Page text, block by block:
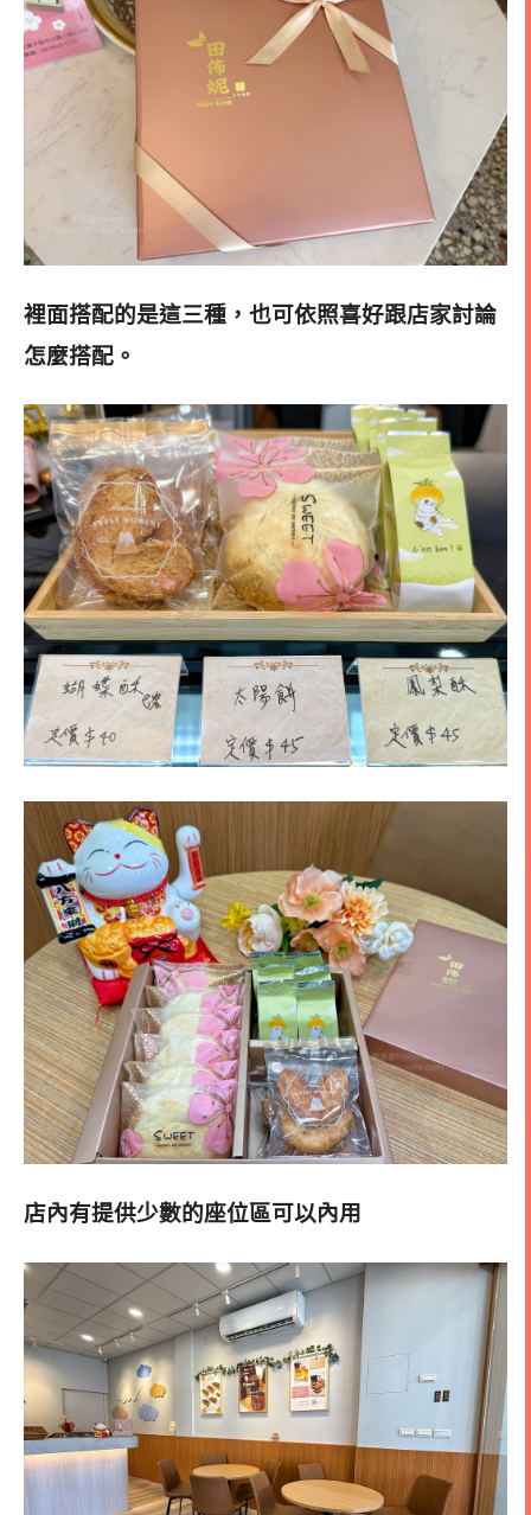
裡面搭配的是這三種，也可依照喜好跟店家討論
怎麼搭配 。
店內有提供少數的座位區可以內用